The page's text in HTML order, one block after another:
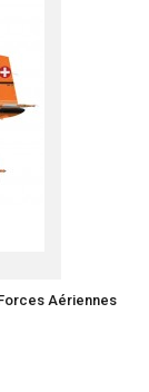
Aériennes